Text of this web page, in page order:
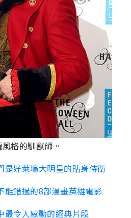
格的馴獸師。
是好萊塢大明星的貼身侍衛
能錯過的8部漫畫英雄電影
最令人感動的經典片段